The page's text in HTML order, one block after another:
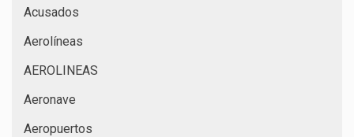
Acusados
Aerolíneas
AEROLINEAS
Aeronave
Aeropuertos